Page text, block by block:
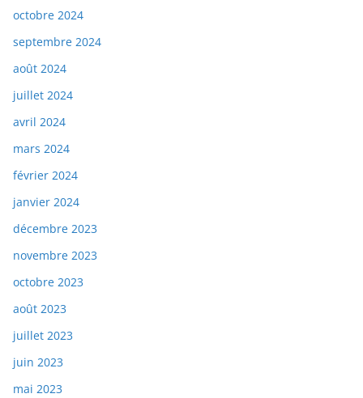
octobre 2024
septembre 2024
août 2024
juillet 2024
avril 2024
mars 2024
février 2024
janvier 2024
décembre 2023
novembre 2023
octobre 2023
août 2023
juillet 2023
juin 2023
mai 2023